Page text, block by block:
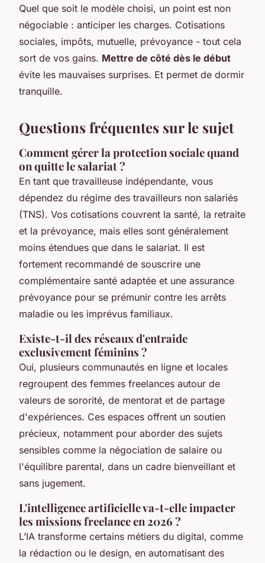
Quel que soit le modèle choisi, un point est non
négociable : anticiper les charges. Cotisations
sociales, impôts, mutuelle, prévoyance - tout cela
sort de vos gains. Mettre de côté dès le début
évite les mauvaises surprises. Et permet de dormir
tranquille.
Questions fréquentes sur le sujet
Comment gérer la protection sociale quand
on quitte le salariat ?
En tant que travailleuse indépendante, vous
dépendez du régime des travailleurs non salariés
(TNS). Vos cotisations couvrent la santé, la retraite
et la prévoyance, mais elles sont généralement
moins étendues que dans le salariat. Il est
fortement recommandé de souscrire une
complémentaire santé adaptée et une assurance
prévoyance pour se prémunir contre les arrêts
maladie ou les imprévus familiaux.
Existe-t-il des réseaux d'entraide
exclusivement féminins ?
Oui, plusieurs communautés en ligne et locales
regroupent des femmes freelances autour de
valeurs de sororité, de mentorat et de partage
d'expériences. Ces espaces offrent un soutien
précieux, notamment pour aborder des sujets
sensibles comme la négociation de salaire ou
l'équilibre parental, dans un cadre bienveillant et
sans jugement.
L'intelligence artificielle va-t-elle impacter
les missions freelance en 2026 ?
L’IA transforme certains métiers du digital, comme
la rédaction ou le design, en automatisant des